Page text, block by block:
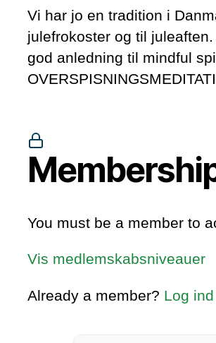
Vi har jo en tradition i
julefrokoster og til
god anledning til mindful
You must be a member to
Vis medlemskabsniveauer
Already a member? Log